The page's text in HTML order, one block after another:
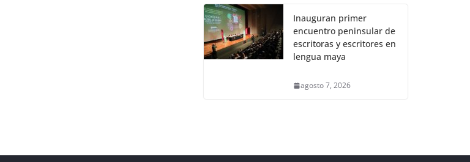
Inauguran primer
encuentro peninsular de
escritoras y escritores en
lengua maya
agosto 7, 2026